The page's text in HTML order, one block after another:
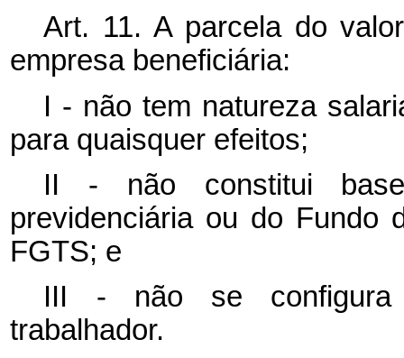
Art. 11. A parcela do
empresa beneficiária:
I - não tem natureza
para quaisquer efeitos;
II - não constitui
previdenciária ou do Fundo
FGTS; e
III - não se configura
trabalhador.